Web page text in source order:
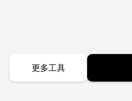
更多工具